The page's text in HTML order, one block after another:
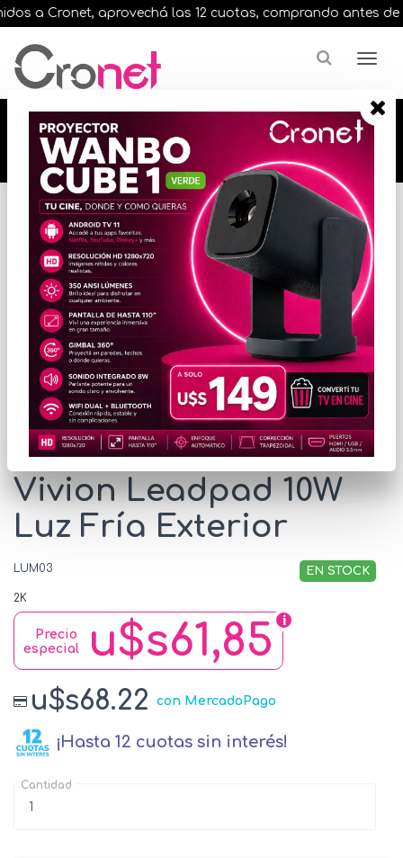
a Cronet, aprovechá las 12 cuotas, comprando antes de
🔥🔥🔥 12 cuotas, en todos nuestros artículos,
comprando antes de las 13 hrs. envíos en el
día 🔥🔥🔥
Inicio
VARIOS INFORMATICA
ACCESORIOS VARIOS
* Las imágenes se exhiben con fines ilustrativos.
Luminaria Solar
Vivion Leadpad 10W
Luz Fría Exterior
LUM03 EN STOCK
2K
u$s61,85
Precio
especial
u$s68.22 con MercadoPago
¡Hasta 12 cuotas sin interés!
Cantidad